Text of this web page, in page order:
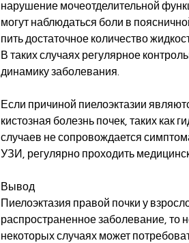
нарушение мочеотделительной
могут наблюдаться боли в
пить достаточное количество
В таких случаях регулярное
динамику заболевания.
Если причиной пиелоэктазии
кистозная болезнь почек, таких как
случаев не сопровождается
УЗИ, регулярно проходить
Вывод
Пиелоэктазия правой почки у
распространенное заболевание, то
некоторых случаях может